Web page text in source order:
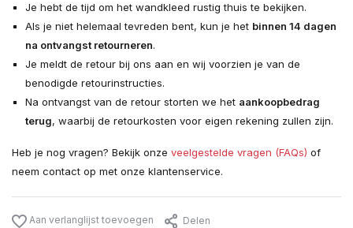
Je hebt de tijd om het wandkleed rustig thuis te bekijken.
Als je niet helemaal tevreden bent, kun je het binnen 14 dagen
na ontvangst retourneren.
Je meldt de retour bij ons aan en wij voorzien je van de
benodigde retourinstructies.
Na ontvangst van de retour storten we het aankoopbedrag
terug, waarbij de retourkosten voor eigen rekening zullen zijn.
Heb je nog vragen? Bekijk onze veelgestelde vragen (FAQs) of
neem contact op met onze klantenservice.
Aan verlanglijst toevoegen Delen